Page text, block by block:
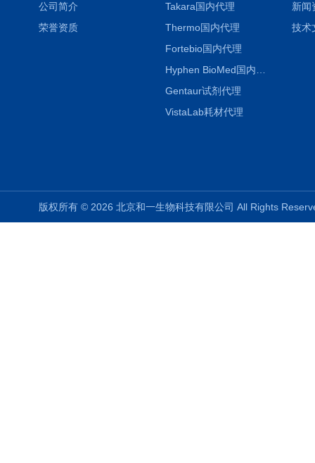
公司简介
荣誉资质
Takara国内代理
Thermo国内代理
Fortebio国内代理
Gentaur试剂代理
VistaLab耗材代理
新闻
技术
版权所有 © 2026 北京和一生物科技有限公司 All Rights